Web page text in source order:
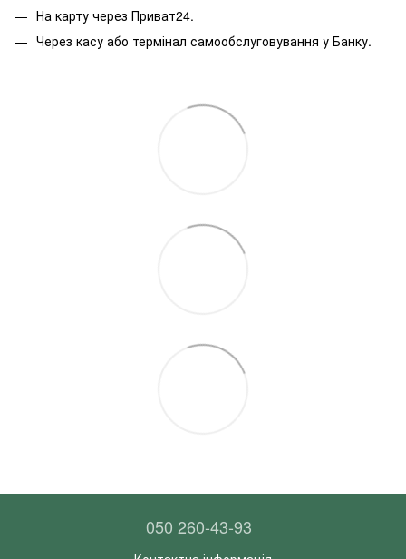
На карту через Приват24.
Через касу або термінал самообслуговування у Банку.
050 260-43-93